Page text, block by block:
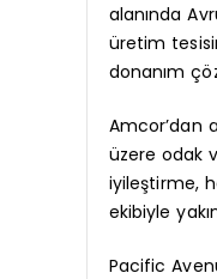
alanında
üretim
donanım
Amcor’dan
üzere odak
iyileştirme,
ekibiyle
Pacific